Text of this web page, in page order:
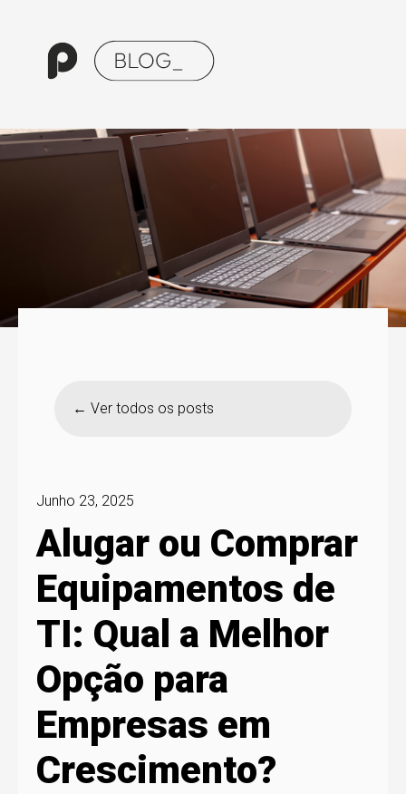
Ver todos os posts
Junho 23, 2025
Alugar ou Comprar
Equipamentos de
TI: Qual a Melhor
Opção para
Empresas em
Crescimento?